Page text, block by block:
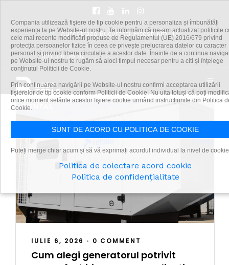
Autostrada Bucuresti-Pitesti km 11,5
021 318 36 87
inchiriere grup electrogen
IULIE 6, 2026 • 0 COMMENT
Cum alegi generatorul potrivit
Compania utilizează fişiere de tip cookie pentru a personaliza și îmbunătăți
experiența ta pe Website-ul nostru. Te informăm că ne-am actualizat politicile
cele mai recente modificări propuse de Regulamentul (UE) 2016/679 privind
protecția persoanelor fizice în ceea ce privește prelucrarea datelor cu caracter
personal și privind libera circulație a acestor date. Înainte de a continua
pe Website-ul nostru te rugăm să aloci timpul necesar pentru a citi și înțelege
conținutul Politicii de Cookie.
Prin continuarea navigării pe Website-ul nostru confirmi acceptarea utilizării
fişierelor de tip cookie conform Politicii de Cookie. Nu uita totuși că poți
orice moment setările acestor fişiere cookie urmând instrucțiunile din Politica
Cookie.
SUNT DE ACORD CU POLITICA DE COOKIE
Puteți merge chiar acum și să vă exprimați acordul individual la nivel de
Politica de colectare acord cookie
Politica de confidențialitate